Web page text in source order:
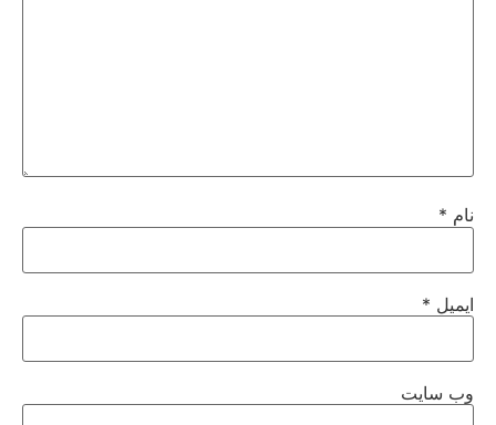
نام *
ایمیل *
وب‌ سایت